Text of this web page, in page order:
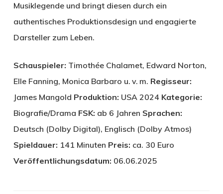
Musiklegende und bringt diesen durch ein
authentisches Produktionsdesign und engagierte
Darsteller zum Leben.
Schauspieler: Timothée Chalamet, Edward Norton,
Elle Fanning, Monica Barbaro u. v. m. Regisseur:
James Mangold Produktion: USA 2024 Kategorie:
Biografie/Drama FSK: ab 6 Jahren Sprachen:
Deutsch (Dolby Digital), Englisch (Dolby Atmos)
Spieldauer: 141 Minuten Preis: ca. 30 Euro
Veröffentlichungsdatum: 06.06.2025